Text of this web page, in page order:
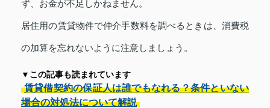
ず、お金が不足しかねません。
居住用の賃貸物件で仲介手数料を調べるときは、消費税
の加算を忘れないように注意しましょう。
▼この記事も読まれています
賃貸借契約の保証人は誰でもなれる？条件といない
場合の対処法について解説